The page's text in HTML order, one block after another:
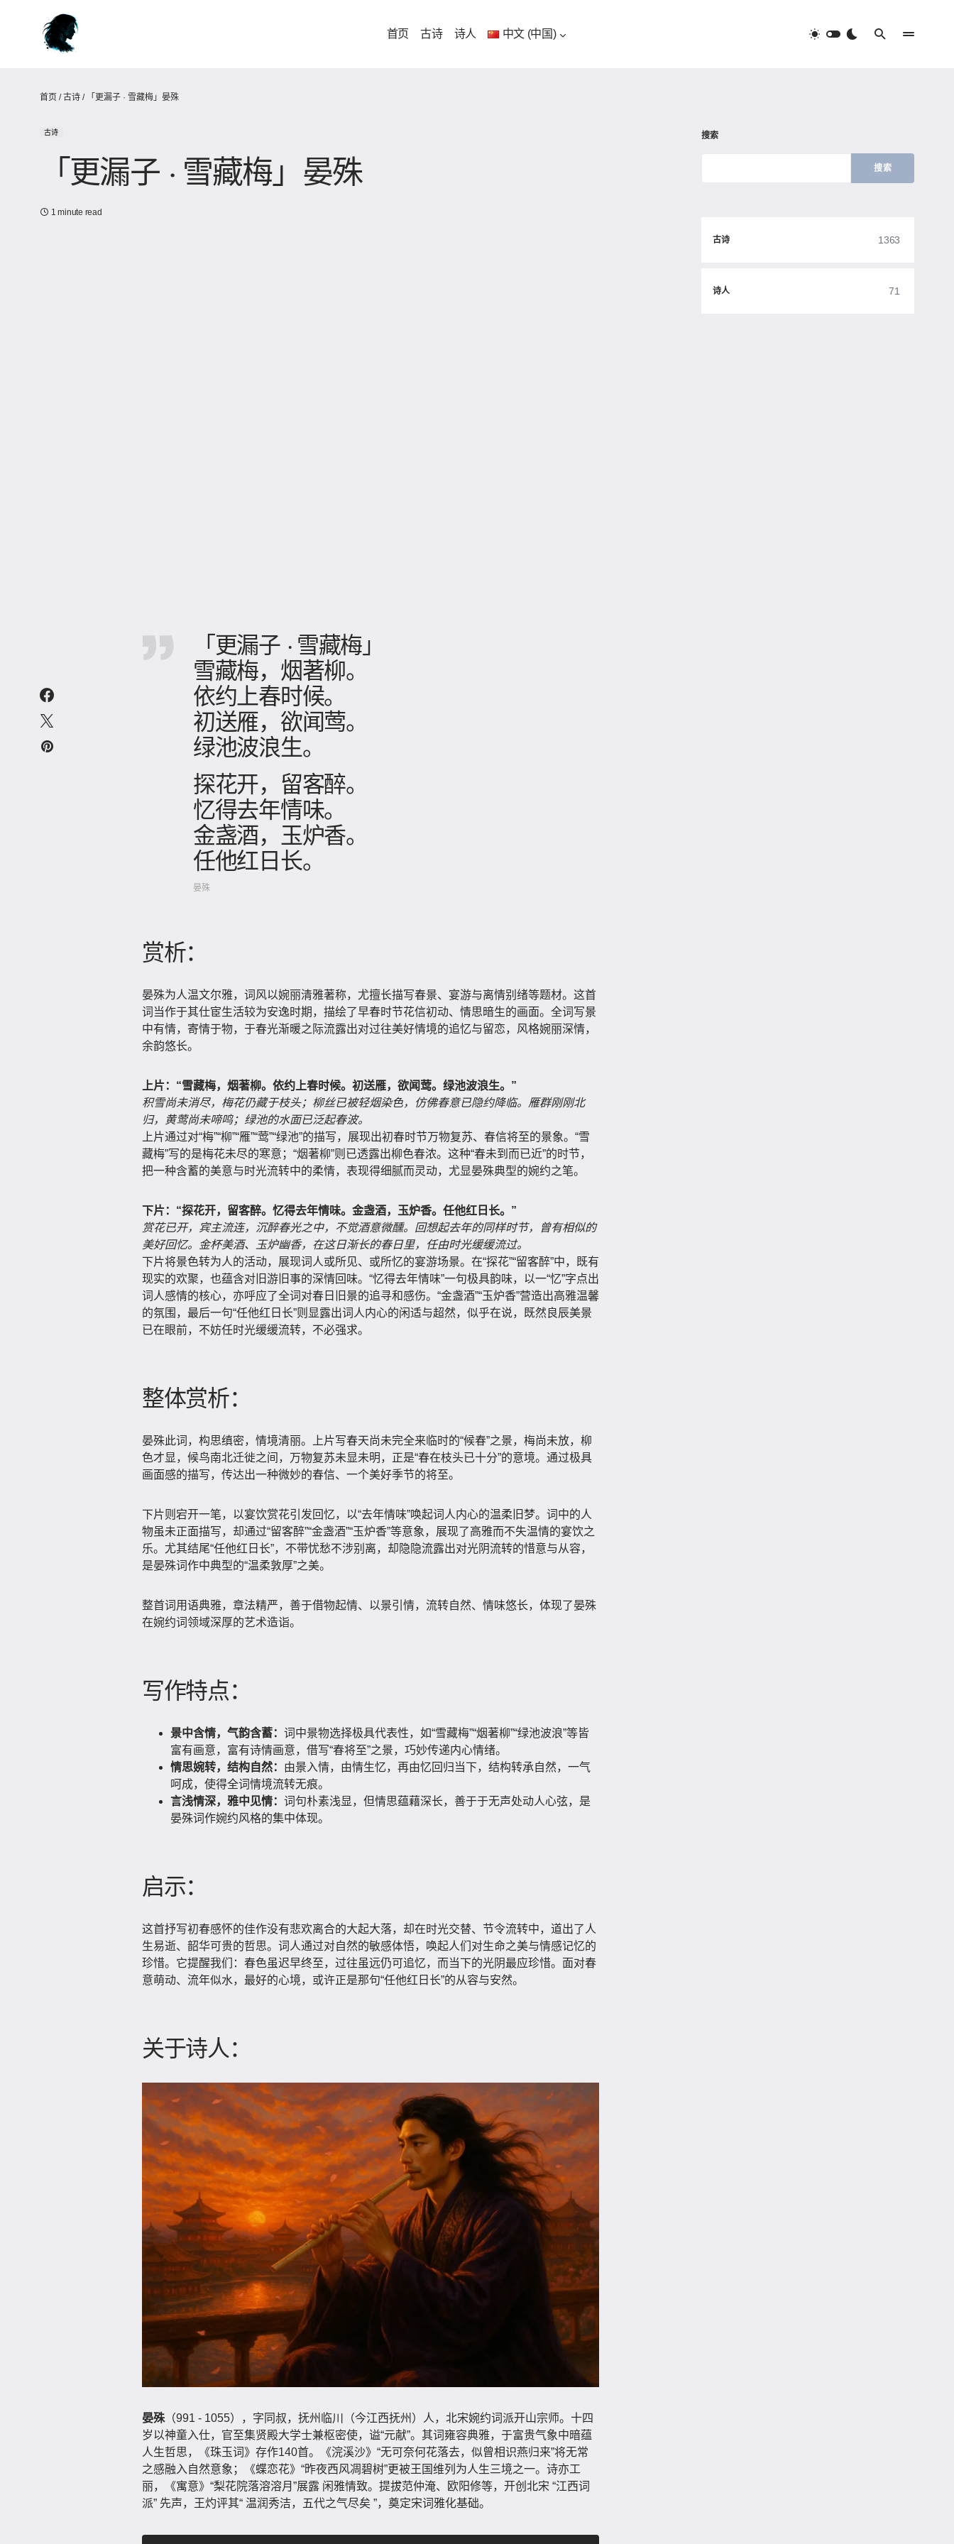
首页 古诗 诗人 中文 (中国)
首页 /古诗 / 「更漏子 · 雪藏梅」晏殊
古诗
「更漏子 · 雪藏梅」晏殊
1 minute read
「更漏子 · 雪藏梅」
雪藏梅，烟著柳。
依约上春时候。
初送雁，欲闻莺。
绿池波浪生。
探花开，留客醉。
忆得去年情味。
金盏酒，玉炉香。
任他红日长。
晏殊
赏析：
晏殊为人温文尔雅，词风以婉丽清雅著称，尤擅长描写春景、宴游与离情别绪等题材。这首
词当作于其仕宦生活较为安逸时期，描绘了早春时节花信初动、情思暗生的画面。全词写景
中有情，寄情于物，于春光渐暖之际流露出对过往美好情境的追忆与留恋，风格婉丽深情，
余韵悠长。
上片：“雪藏梅，烟著柳。依约上春时候。初送雁，欲闻莺。绿池波浪生。”
积雪尚未消尽，梅花仍藏于枝头；柳丝已被轻烟染色，仿佛春意已隐约降临。雁群刚刚北
归，黄莺尚未啼鸣；绿池的水面已泛起春波。
上片通过对“梅”“柳”“雁”“莺”“绿池”的描写，展现出初春时节万物复苏、春信将至的景象。“雪
藏梅”写的是梅花未尽的寒意；“烟著柳”则已透露出柳色春浓。这种“春未到而已近”的时节，
把一种含蓄的美意与时光流转中的柔情，表现得细腻而灵动，尤显晏殊典型的婉约之笔。
下片：“探花开，留客醉。忆得去年情味。金盏酒，玉炉香。任他红日长。”
赏花已开，宾主流连，沉醉春光之中，不觉酒意微醺。回想起去年的同样时节，曾有相似的
美好回忆。金杯美酒、玉炉幽香，在这日渐长的春日里，任由时光缓缓流过。
下片将景色转为人的活动，展现词人或所见、或所忆的宴游场景。在“探花”“留客醉”中，既有
现实的欢聚，也蕴含对旧游旧事的深情回味。“忆得去年情味”一句极具韵味，以一“忆”字点出
词人感情的核心，亦呼应了全词对春日旧景的追寻和感伤。“金盏酒”“玉炉香”营造出高雅温馨
的氛围，最后一句“任他红日长”则显露出词人内心的闲适与超然，似乎在说，既然良辰美景
已在眼前，不妨任时光缓缓流转，不必强求。
整体赏析：
晏殊此词，构思缜密，情境清丽。上片写春天尚未完全来临时的“候春”之景，梅尚未放，柳
色才显，候鸟南北迁徙之间，万物复苏未显未明，正是“春在枝头已十分”的意境。通过极具
画面感的描写，传达出一种微妙的春信、一个美好季节的将至。
下片则宕开一笔，以宴饮赏花引发回忆，以“去年情味”唤起词人内心的温柔旧梦。词中的人
物虽未正面描写，却通过“留客醉”“金盏酒”“玉炉香”等意象，展现了高雅而不失温情的宴饮之
乐。尤其结尾“任他红日长”，不带忧愁不涉别离，却隐隐流露出对光阴流转的惜意与从容，
是晏殊词作中典型的“温柔敦厚”之美。
整首词用语典雅，章法精严，善于借物起情、以景引情，流转自然、情味悠长，体现了晏殊
在婉约词领域深厚的艺术造诣。
写作特点：
景中含情，气韵含蓄： 词中景物选择极具代表性，如“雪藏梅”“烟著柳”“绿池波浪”等皆
富有画意，富有诗情画意，借写“春将至”之景，巧妙传递内心情绪。
情思婉转，结构自然： 由景入情，由情生忆，再由忆回归当下，结构转承自然，一气
呵成，使得全词情境流转无痕。
言浅情深，雅中见情： 词句朴素浅显，但情思蕴藉深长，善于于无声处动人心弦，是
晏殊词作婉约风格的集中体现。
启示：
这首抒写初春感怀的佳作没有悲欢离合的大起大落，却在时光交替、节令流转中，道出了人
生易逝、韶华可贵的哲思。词人通过对自然的敏感体悟，唤起人们对生命之美与情感记忆的
珍惜。它提醒我们：春色虽迟早终至，过往虽远仍可追忆，而当下的光阴最应珍惜。面对春
意萌动、流年似水，最好的心境，或许正是那句“任他红日长”的从容与安然。
关于诗人：
晏殊 （991 - 1055），字同叔，抚州临川（今江西抚州）人，北宋婉约词派开山宗师。十四
岁以神童入仕，官至集贤殿大学士兼枢密使，谥“元献”。其词雍容典雅，于富贵气象中暗蕴
人生哲思，《珠玉词》存作140首。《浣溪沙》“无可奈何花落去，似曾相识燕归来”将无常
之感融入自然意象；《蝶恋花》“昨夜西风凋碧树”更被王国维列为人生三境之一。诗亦工
丽，《寓意》“梨花院落溶溶月”展露 闲雅情致。提拔范仲淹、欧阳修等，开创北宋 “江西词
派” 先声，王灼评其“ 温润秀洁，五代之气尽矣 ”，奠定宋词雅化基础。
搜索
搜索
古诗 1363
诗人 71